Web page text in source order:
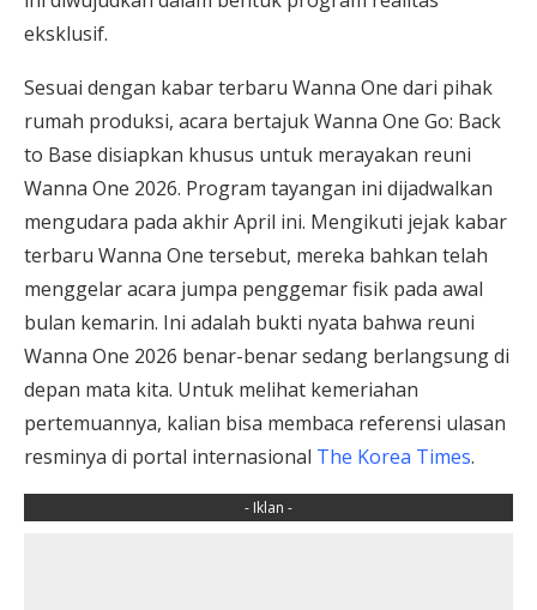
eksklusif.
Sesuai dengan kabar terbaru Wanna One dari pihak
rumah produksi, acara bertajuk Wanna One Go: Back
to Base disiapkan khusus untuk merayakan reuni
Wanna One 2026. Program tayangan ini dijadwalkan
mengudara pada akhir April ini. Mengikuti jejak kabar
terbaru Wanna One tersebut, mereka bahkan telah
menggelar acara jumpa penggemar fisik pada awal
bulan kemarin. Ini adalah bukti nyata bahwa reuni
Wanna One 2026 benar-benar sedang berlangsung di
depan mata kita. Untuk melihat kemeriahan
pertemuannya, kalian bisa membaca referensi ulasan
resminya di portal internasional The Korea Times.
- Iklan -